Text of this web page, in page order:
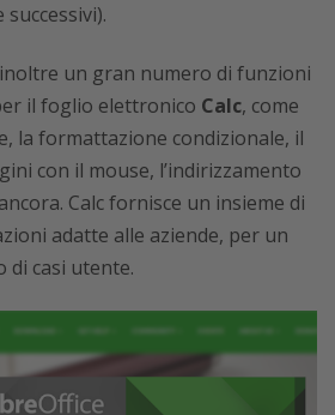
un gran numero di funzioni
il foglio elettronico Calc, come
la formattazione condizionale, il
con il mouse, l’indirizzamento
Calc fornisce un insieme di
adatte alle aziende, per un
di casi utente.